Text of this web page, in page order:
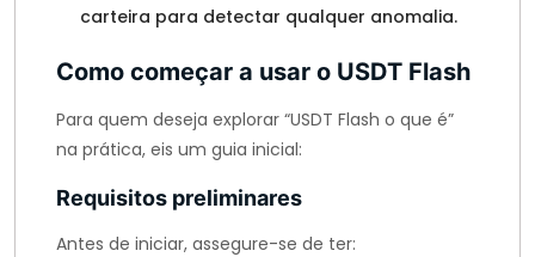
carteira para detectar qualquer anomalia.
Como começar a usar o USDT Flash
Para quem deseja explorar “USDT Flash o que é”
na prática, eis um guia inicial:
Requisitos preliminares
Antes de iniciar, assegure-se de ter: